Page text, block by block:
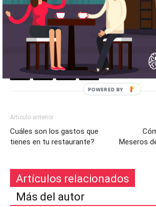
ETIQUETAS abrir un restaurante
operación de
restaurantes
restaurantes exitosos
Artículo anterior
Cuáles son los gastos que
tienes en tu restaurante?
Meseros
Artículos relacionados
Más del autor